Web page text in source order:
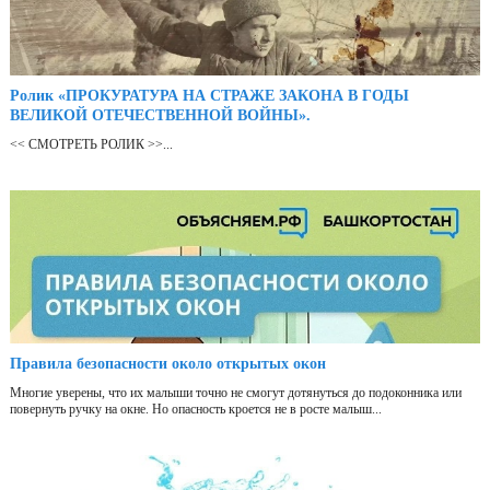
Ролик «ПРОКУРАТУРА НА СТРАЖЕ ЗАКОНА В ГОДЫ
ВЕЛИКОЙ ОТЕЧЕСТВЕННОЙ ВОЙНЫ».
<< СМОТРЕТЬ РОЛИК >>...
Правила безопасности около открытых окон
Многие уверены, что их малыши точно не смогут дотянуться до подоконника или
повернуть ручку на окне. Но опасность кроется не в росте малыш...